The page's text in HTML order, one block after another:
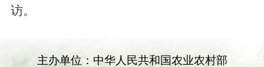
访。
主办单位：中华人民共和国农业农村部